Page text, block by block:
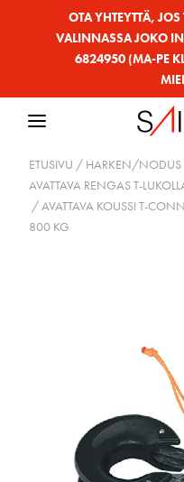
OTA YHTEYTTÄ, JOS
VALINNASSA JOKO
6824950 (MA-PE
ETUSIVU / HARKEN/NODUS
AVATTAVA RENGAS T-
/ AVATTAVA KOUSSI T-
800 KG